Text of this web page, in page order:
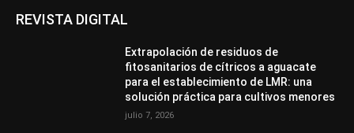
REVISTA DIGITAL
Extrapolación de residuos de
fitosanitarios de cítricos a aguacate
para el establecimiento de LMR: una
solución práctica para cultivos menores
julio 7, 2026